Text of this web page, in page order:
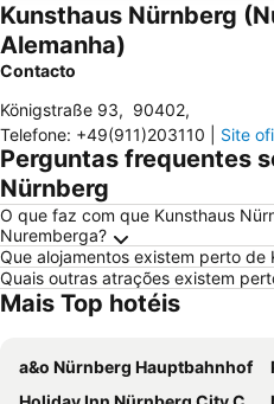
Kunsthaus Nürnberg
Alemanha)
Contacto
Königstraße 93, 90402,
Telefone: +49(911)203110 Site
Perguntas frequentes
Nürnberg
O que faz com que Kunsthaus
Nuremberga?
Que alojamentos existem perto de
Quais outras atrações existem
Mais Top hotéis
a&o Nürnberg Hauptbahnhof